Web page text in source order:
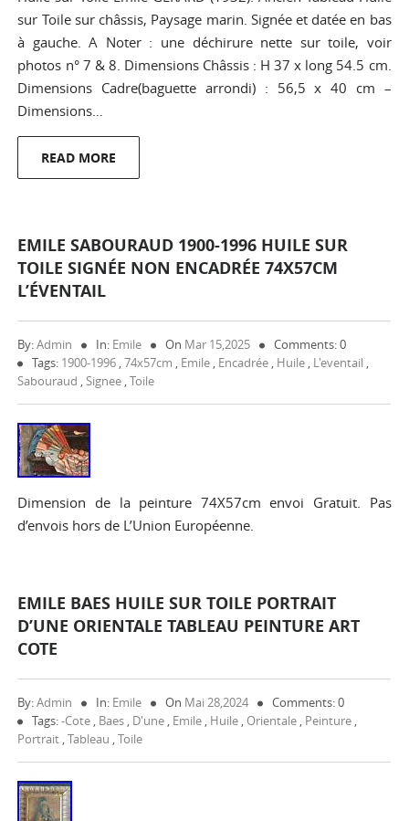
sur Toile sur châssis, Paysage marin. Signée et datée en bas
à gauche. A Noter : une déchirure nette sur toile, voir
photos n° 7 & 8. Dimensions Châssis : H 37 x long 54.5 cm.
Dimensions Cadre(baguette arrondi) : 56,5 x 40 cm –
Dimensions…
READ MORE
EMILE SABOURAUD 1900-1996 HUILE SUR
TOILE SIGNÉE NON ENCADRÉE 74X57CM
L’ÉVENTAIL
By:Admin In: Emile On Mar 15,2025
Comments: 0
Tags: 1900-1996 ,74x57cm , Emile , Encadrée , Huile , L'eventail ,
Sabouraud ,Signee ,Toile
Dimension de la peinture 74X57cm envoi Gratuit. Pas
d’envois hors de L’Union Européenne.
EMILE BAES HUILE SUR TOILE PORTRAIT
D’UNE ORIENTALE TABLEAU PEINTURE ART
COTE
By:Admin In: Emile On Mai 28,2024
Comments: 0
Tags:-cote , Baes , D'une , Emile , Huile , Orientale , Peinture ,
Portrait ,Tableau ,Toile